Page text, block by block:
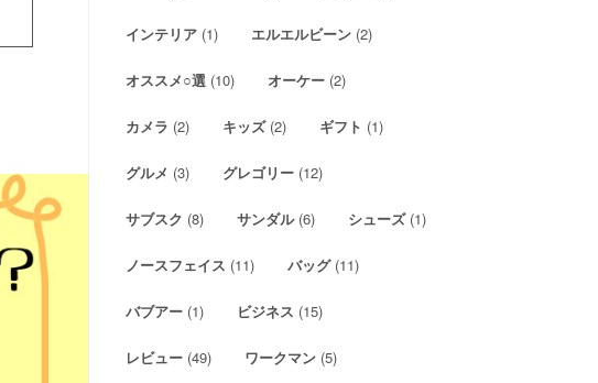
インテリア (1) エルエルビーン (2)
オススメ○選 (10) オーケー (2)
カメラ (2) キッズ(2) ギフト (1)
グルメ (3) グレゴリー (12)
サブスク (8) サンダル(6) シューズ(1)
ノースフェイス (11) バッグ(11)
バブアー (1) ビジネス (15)
レビュー (49) ワークマン (5)